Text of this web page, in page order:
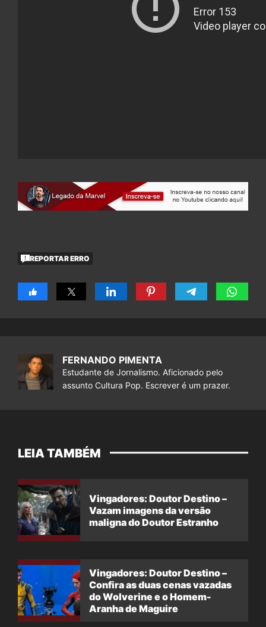
REPORTAR ERRO
FERNANDO PIMENTA
Estudante de Jornalismo. Aficionado pelo
assunto Cultura Pop. Escrever é um prazer.
LEIA TAMBÉM
Vingadores: Doutor Destino –
Vazam imagens da versão
maligna do Doutor Estranho
Vingadores: Doutor Destino –
Confira as duas cenas vazadas
do Wolverine e o Homem-
Aranha de Maguire